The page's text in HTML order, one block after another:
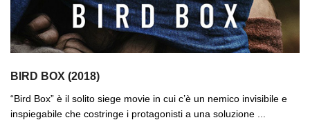
BIRD BOX (2018)
“Bird Box” è il solito siege movie in cui c’è un nemico invisibile e
inspiegabile che costringe i protagonisti a una soluzione ...